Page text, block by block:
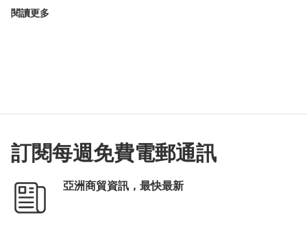
閱讀更多
訂閱每週免費電郵通訊
亞洲商貿資訊，最快最新